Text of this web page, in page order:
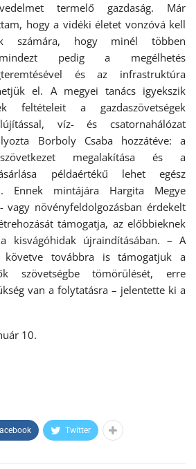
termelő gazdaság. Már
hogy a vidéki életet vonzóvá kell
számára, hogy minél többen
mindezt pedig a megélhetés
és az infrastruktúra
el. A megyei tanács igyekszik
feltételeit a gazdaszövetségek
víz- és csatornahálózat
Borboly Csaba hozzátéve: a
szövetkezet megalakítása és a
példaértékű lehet egész
Ennek mintájára Hargita Megye
vagy növényfeldolgozásban érdekelt
támogatja, az előbbieknek
kisvágóhidak újraindításában. – A
követve továbbra is támogatjuk a
szövetségbe tömörülését, erre
van a folytatásra – jelentette ki a
10.
Twitter